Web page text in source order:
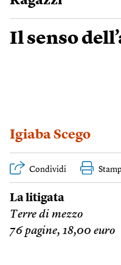
Il senso
Igiaba Scego
Condividi
La litigata
Terre di mezzo
76 pagine, 18,00 euro